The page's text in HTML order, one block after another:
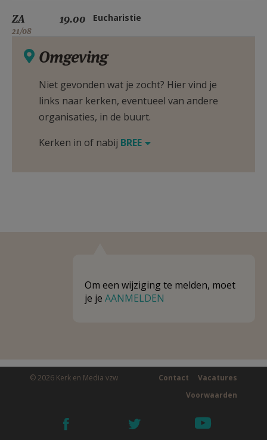
ZA
21/08
19.00 Eucharistie
Omgeving
Niet gevonden wat je zocht? Hier vind je
links naar kerken, eventueel van andere
organisaties, in de buurt.
Kerken in of nabij BREE
Om een wijziging te melden, moet
je je AANMELDEN
© 2026 Kerk en Media vzw Vacatures
Contact
Voorwaarden